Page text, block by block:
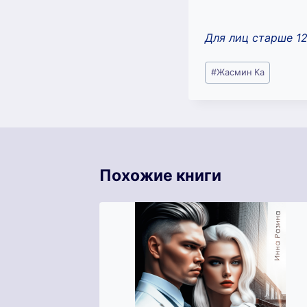
Для лиц старше
Метки
записи:
#Жасмин Ка
Похожие книги